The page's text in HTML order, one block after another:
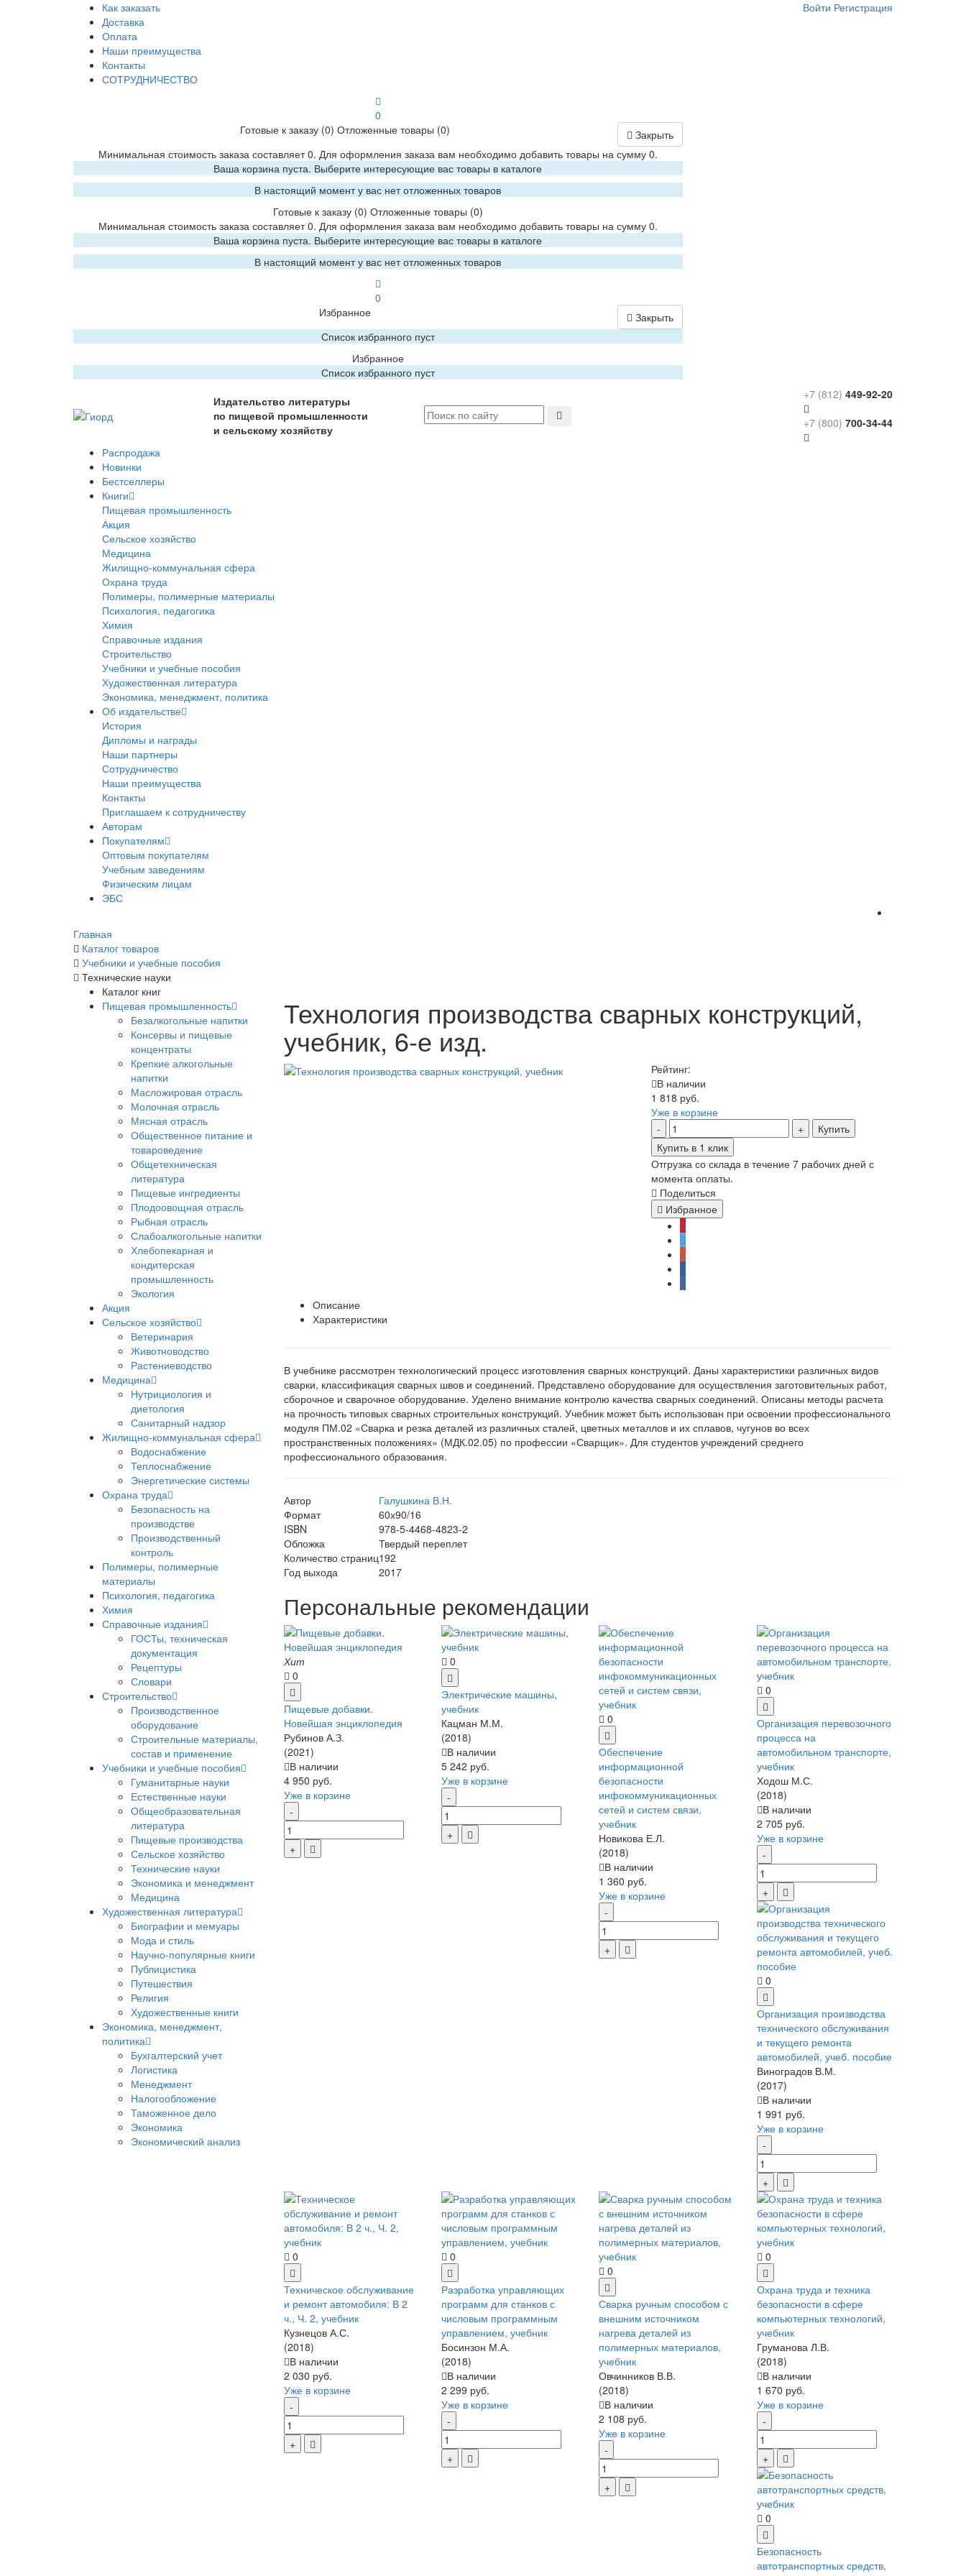
Как заказать
Доставка
Оплата
Наши преимущества
Контакты
СОТРУДНИЧЕСТВО
0
Готовые к заказу (0) Отложенные товары (0)
Закрыть
Минимальная стоимость заказа составляет 0. Для оформления заказа вам необходимо добавить товары на сумму 0.
Ваша корзина пуста. Выберите интересующие вас товары в каталоге
В настоящий момент у вас нет отложенных товаров
Готовые к заказу(0) Отложенные товары (0)
Минимальная стоимость заказа составляет 0. Для оформления заказа вам необходимо добавить товары на сумму 0.
Ваша корзина пуста. Выберите интересующие вас товары в каталоге
В настоящий момент у вас нет отложенных товаров
0
Избранное
Закрыть
Список избранного пуст
Избранное
Список избранного пуст
Войти Регистрация
Издательство литературы
по пищевой промышленности
и сельскому хозяйству
+7 (812) 449-92-20
+7 (800) 700-34-44
Распродажа
Новинки
Бестселлеры
Книги
Пищевая промышленность
Акция
Сельское хозяйство
Медицина
Жилищно-коммунальная сфера
Охрана труда
Полимеры, полимерные материалы
Психология, педагогика
Химия
Справочные издания
Строительство
Учебники и учебные пособия
Художественная литература
Экономика, менеджмент, политика
Об издательстве
История
Дипломы и награды
Наши партнеры
Сотрудничество
Наши преимущества
Контакты
Приглашаем к сотрудничеству
Авторам
Покупателям
Оптовым покупателям
Учебным заведениям
Физическим лицам
ЭБС
Главная
Каталог товаров
Учебники и учебные пособия
Технические науки
Каталог книг
Пищевая промышленность
Безалкогольные напитки
Консервы и пищевые
концентраты
Крепкие алкогольные
напитки
Масложировая отрасль
Молочная отрасль
Мясная отрасль
Общественное питание и
товароведение
Общетехническая
литература
Пищевые ингредиенты
Плодоовощная отрасль
Рыбная отрасль
Слабоалкогольные напитки
Хлебопекарная и
кондитерская
промышленность
Экология
Акция
Сельское хозяйство
Ветеринария
Животноводство
Растениеводство
Медицина
Нутрициология и
диетология
Санитарный надзор
Жилищно-коммунальная сфера
Водоснабжение
Теплоснабжение
Энергетические системы
Охрана труда
Безопасность на
производстве
Производственный
контроль
Полимеры, полимерные
материалы
Психология, педагогика
Химия
Справочные издания
ГОСТы, техническая
документация
Рецептуры
Словари
Строительство
Производственное
оборудование
Строительные материалы,
состав и применение
Учебники и учебные пособия
Гуманитарные науки
Естественные науки
Общеобразовательная
литература
Пищевые производства
Сельское хозяйство
Технические науки
Экономика и менеджмент
Медицина
Художественная литература
Биографии и мемуары
Мода и стиль
Научно-популярные книги
Публицистика
Путешествия
Религия
Художественные книги
Экономика, менеджмент,
политика
Бухгалтерский учет
Логистика
Менеджмент
Налогообложение
Таможенное дело
Экономика
Экономический анализ
Технология производства сварных конструкций,
учебник, 6-е изд.
Рейтинг:
В наличии
1 818 руб.
Уже в корзине
Купить
Купить в 1 клик
Отгрузка со склада в течение 7 рабочих дней с
момента оплаты.
Поделиться
Избранное
Описание
Характеристики
В учебнике рассмотрен технологический процесс изготовления сварных конструкций. Даны характеристики различных видов
сварки, классификация сварных швов и соединений. Представлено оборудование для осуществления заготовительных работ,
сборочное и сварочное оборудование. Уделено внимание контролю качества сварных соединений. Описаны методы расчета
на прочность типовых сварных строительных конструкций. Учебник может быть использован при освоении профессионального
модуля ПМ.02 «Сварка и резка деталей из различных сталей, цветных металлов и их сплавов, чугунов во всех
пространственных положениях» (МДК.02.05) по профессии «Сварщик». Для студентов учреждений среднего
профессионального образования.
Автор
Галушкина В.Н.
Формат
60х90/16
ISBN
978-5-4468-4823-2
Обложка
Твердый переплет
Количество страниц192
Год выхода
2017
Персональные рекомендации
Хит
0
Пищевые добавки.
Новейшая энциклопедия
Рубинов А.З.
(2021)
В наличии
4 950 руб.
Уже в корзине
0
Электрические машины,
учебник
Кацман М.М.
(2018)
В наличии
5 242 руб.
Уже в корзине
0
Обеспечение
информационной
безопасности
инфокоммуникационных
сетей и систем связи,
учебник
Новикова Е.Л.
(2018)
В наличии
1 360 руб.
Уже в корзине
0
Организация перевозочного
процесса на
автомобильном транспорте,
учебник
Ходош М.С.
(2018)
В наличии
2 705 руб.
Уже в корзине
0
Организация производства
технического обслуживания
и текущего ремонта
автомобилей, учеб. пособие
Виноградов В.М.
(2017)
В наличии
1 991 руб.
Уже в корзине
0
Техническое обслуживание
и ремонт автомобиля: В 2
ч., Ч. 2, учебник
Кузнецов А.С.
(2018)
В наличии
2 030 руб.
Уже в корзине
0
Разработка управляющих
программ для станков с
числовым программным
управлением, учебник
Босинзон М.А.
(2018)
В наличии
2 299 руб.
Уже в корзине
0
Сварка ручным способом с
внешним источником
нагрева деталей из
полимерных материалов,
учебник
Овчинников В.В.
(2018)
В наличии
2 108 руб.
Уже в корзине
0
Охрана труда и техника
безопасности в сфере
компьютерных технологий,
учебник
Груманова Л.В.
(2018)
В наличии
1 670 руб.
Уже в корзине
0
Безопасность
автотранспортных средств,